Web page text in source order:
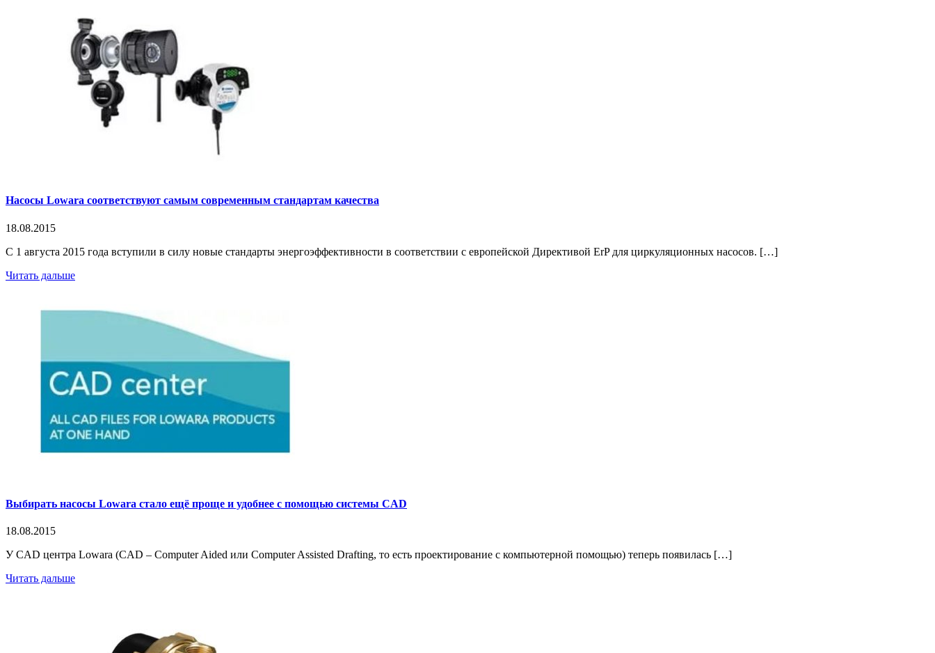
Насосы Lowara соответствуют самым современным стандартам качества
18.08.2015
С 1 августа 2015 года вступили в силу новые стандарты энергоэффективности в соответствии с европейской Директивой ErP для циркуляционных насосов. […]
Читать дальше
Выбирать насосы Lowara стало ещё проще и удобнее с помощью системы CAD
18.08.2015
У CAD центра Lowara (CAD – Computer Aided или Computer Assisted Drafting, то есть проектирование с компьютерной помощью) теперь появилась […]
Читать дальше